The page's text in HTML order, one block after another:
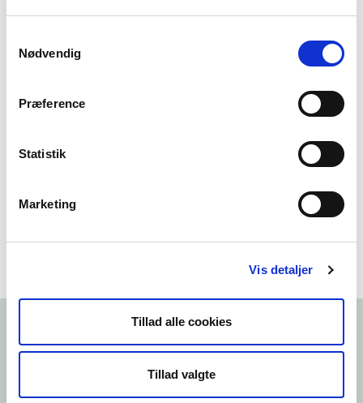
Nødvendig
Præference
Statistik
Marketing
Vis detaljer
Tillad alle cookies
Tillad valgte
Et opslag delt af Skagen Grå Fyr (@detgraafyr)
Tidligere udstillinger i Det Grå Fyr